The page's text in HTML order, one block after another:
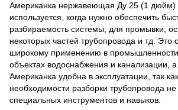
Американка нержавеющая Ду 25 (1 дюйм)
используется, когда нужно обеспечить
разбираемость системы, для промывки,
некоторых частей трубопровода и тд. Это
широкому применению в
объектах водоснабжения и канализации, а
Американка удобна в эксплуатации, так
необходимости разборки трубопровода не
специальных инструментов и навыков.